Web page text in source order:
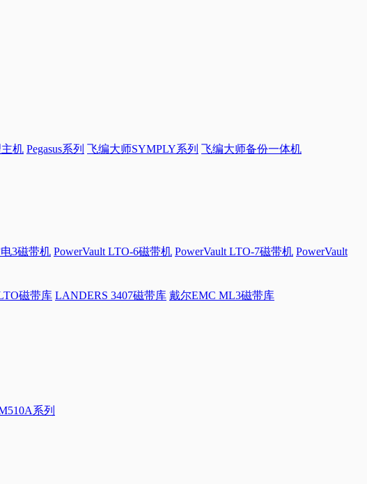
机 Pegasus系列 飞编大师SYMPLY系列 飞编大师备份一体机
3磁带机 PowerVault LTO-6磁带机 PowerVault LTO-7磁带机 PowerVault
磁带库 LANDERS 3407磁带库 戴尔EMC ML3磁带库
系列